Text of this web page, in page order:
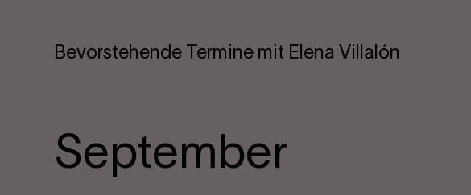
Bevorstehende Termine mit Elena Villalón
September